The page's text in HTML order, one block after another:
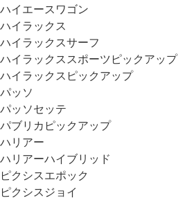
ハイエースワゴン
ハイラックス
ハイラックスサーフ
ハイラックススポーツピックアップ
ハイラックスピックアップ
パッソ
パッソセッテ
パブリカピックアップ
ハリアー
ハリアーハイブリッド
ピクシスエポック
ピクシスジョイ